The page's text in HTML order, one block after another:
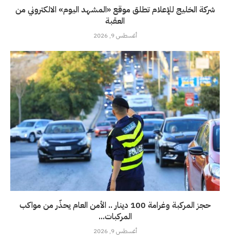
شركة الخليج للإعلام تطلق موقع «المشهد اليوم» الالكتروني من
العقبة
أغسطس 9, 2026
حجز المركبة وغرامة 100 دينار .. الأمن العام يحذّر من مواكب
المركبات...
أغسطس 9, 2026